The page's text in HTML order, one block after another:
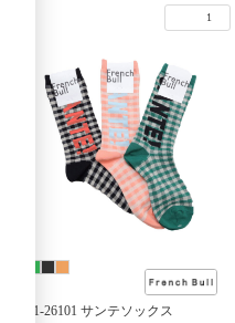
1
11-26101 サンテソックス